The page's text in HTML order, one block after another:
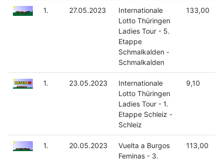
1. 27.05.2023
Internationale
Lotto Thüringen
Ladies Tour - 5.
Etappe
Schmalkalden -
Schmalkalden
133,00
1. 23.05.2023
Internationale
Lotto Thüringen
Ladies Tour - 1.
Etappe Schleiz -
Schleiz
9,10
1. 20.05.2023
Vuelta a Burgos
Feminas - 3.
113,00